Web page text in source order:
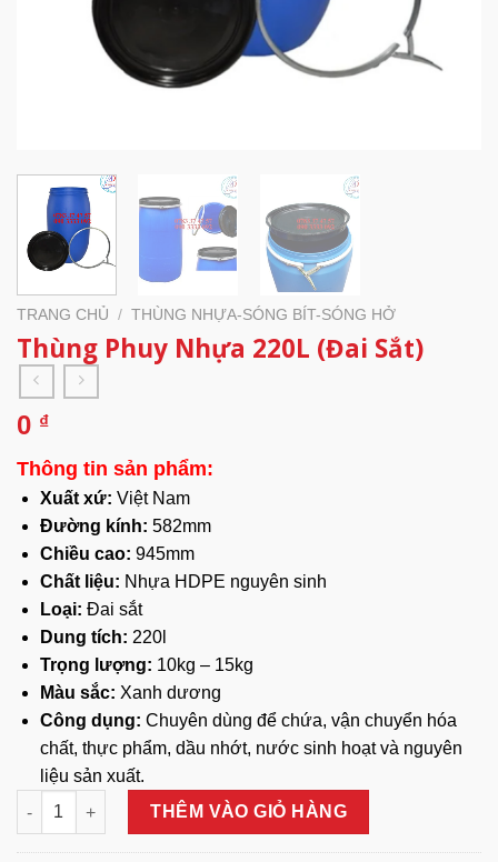
TRANG CHỦ / THÙNG NHỰA-SÓNG BÍT-SÓNG HỞ
Thùng Phuy Nhựa 220L (Đai Sắt)
0 ₫
Thông tin sản phẩm:
Xuất xứ: Việt Nam
Đường kính: 582mm
Chiều cao: 945mm
Chất liệu: Nhựa HDPE nguyên sinh
Loại: Đai sắt
Dung tích: 220l
Trọng lượng: 10kg – 15kg
Màu sắc: Xanh dương
Công dụng: Chuyên dùng để chứa, vận chuyển hóa
chất, thực phẩm, dầu nhớt, nước sinh hoạt và nguyên
liệu sản xuất.
Thùng Phuy Nhựa 220L (Đai Sắt) số lượng
THÊM VÀO GIỎ HÀNG